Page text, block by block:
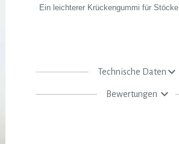
Ein leichterer Krückengummi für Stöcke
Technische Daten
Bewertungen